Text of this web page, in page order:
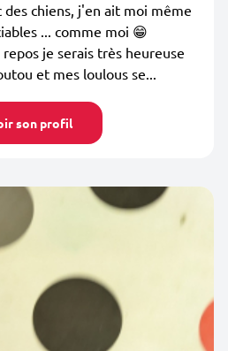
des chiens, j'en ait moi même
... comme moi 😁
je serais très heureuse
et mes loulous se...
son profil